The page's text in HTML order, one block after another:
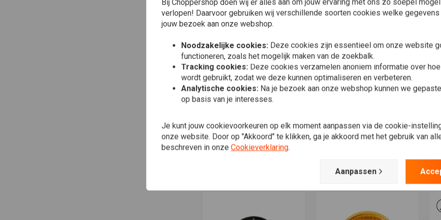
Meer informatie
5.75" Chopper Koplamp
"Bates Style" Chrome
€56,95
Toevoegen aan winkelwagen
7" Glanzend Zwarte
Koplampbehuizingsset
Verlanglijst
verlopen! Daarvoor gebruiken wij verschillende soorten cookies welke
jouw bezoek aan onze webshop.
Noodzakelijke cookies: Deze cookies zijn essentieel om onze website
functioneren, zoals het mogelijk maken van de zoekbalk.
Tracking cookies: Deze cookies verzamelen anoniem informatie over
wordt gebruikt, zodat we deze kunnen optimaliseren en verbeteren.
Analytische cookies: Na je bezoek aan onze webshop kunnen we
op basis van je interesses.
Je kunt jouw cookievoorkeuren op elk moment aanpassen via de cookie-
onze website. Door op "Akkoord" te klikken, ga je akkoord met het gebruik van
beschreven in onze Cookieverklaring.
Aanpassen